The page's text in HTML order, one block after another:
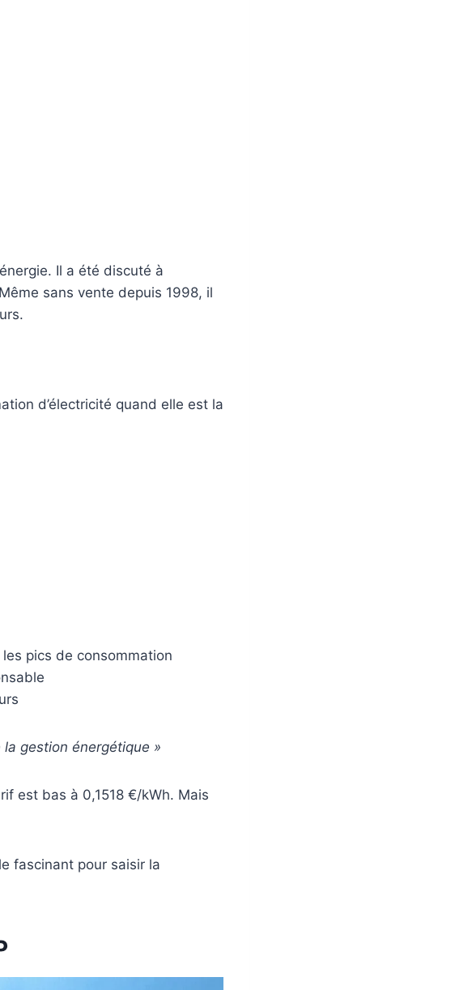
Il a été discuté à
sans vente depuis 1998, il
d’électricité quand elle est la
pics de consommation
gestion énergétique »
est bas à 0,1518 €/kWh. Mais
fascinant pour saisir la